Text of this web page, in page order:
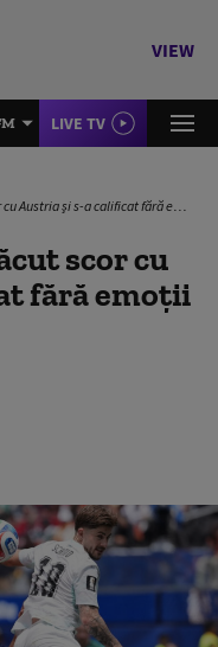
VIEW
LIVE TV
şi s-a calificat fără emoții în optimi
scor cu
fără emoții